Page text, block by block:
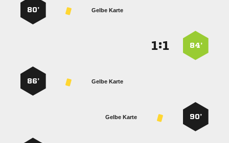
Gelbe Karte
80’
84’
:
Gelbe Karte
86’
90’
Gelbe Karte